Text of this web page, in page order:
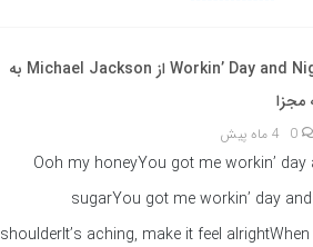
آهنگ انگلیسی Workin’ Day and Night از Michael Jackson به
مجزا
0 4 ماه پیش
Ooh my honeyYou got me workin’
sugarYou got me workin’ day
shoulderIt’s aching, make it feel